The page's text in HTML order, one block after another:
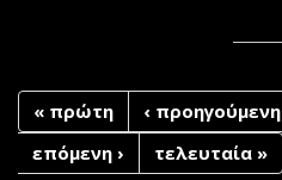
« πρώτη ‹ προηγούμενη
επόμενη ›
τελευταία »